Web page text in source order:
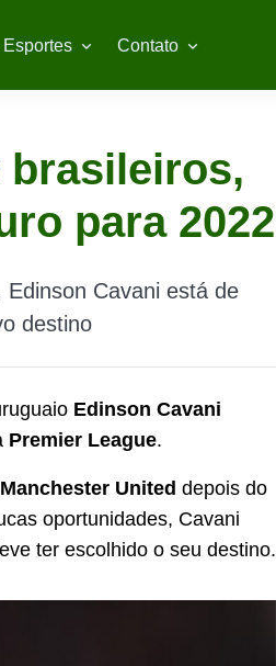
Esportes Contato
para 2022
Cavani está de
destino
Edinson Cavani
Premier League.
Manchester United depois do
oportunidades, Cavani
ter escolhido o seu destino.